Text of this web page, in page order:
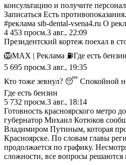
консультацию и получите
Записаться Есть
#реклама sib-dental-vsena4.ru О
4 453 просм.3 авг., 22:09
Президентский кортеж поехал в
🦁MAX | Реклама ⛽️Где есть бензин
5 695 просм.3 авг., 19:35
Кто тоже зевнул? 😴 Спокойной
Где есть бензин
5 732 просм.3 авг., 18:14
Готовность красноярского метро
губернатор Михаил Котюков
Владимиром Путиным, которая
Красноярске. По словам главы
продолжается по графику.
сложности, все вопросы решаются